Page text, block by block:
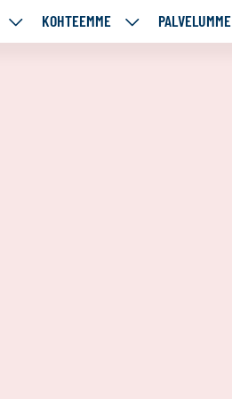
VÄLITTÄJÄMME
KOHTEEMME
KOHTEEMME
PALVELUMME